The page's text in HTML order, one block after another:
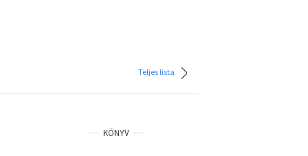
Teljes lista
KÖNYV